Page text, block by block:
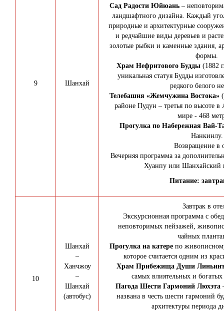
9 Шанхай
Сад Радости Юйюань –
ландшафтного дизайна. Каждый
природные и архитектурные
и редчайшие виды деревьев и
золотые рыбки и каменные здания,
формы.
Храм Нефритового Будды (1882
уникальная статуя Будды
редкого белого
Телебашня «Жемчужина Востока»
районе Пудун – третья по высоте
мире - 468
Прогулка по Набережная Вай-
Нанкинлу.
Возвращение в
Вечерняя программа за
Хуанпу или Шанхайский
Питание:
10
Шанхай
–
Ханчжоу
–
Шанхай
(автобус)
Завтрак в
Экскурсионная программа с
неповторимых пейзажей,
чайных
Прогулка на катере по
которое считается одним из
Храм Прибежища Души
самых влиятельных и
Пагода Шести Гармоний Люхэта
названа в честь шести гармоний
архитектуры периода